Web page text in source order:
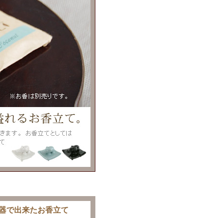
で出来たお香立て